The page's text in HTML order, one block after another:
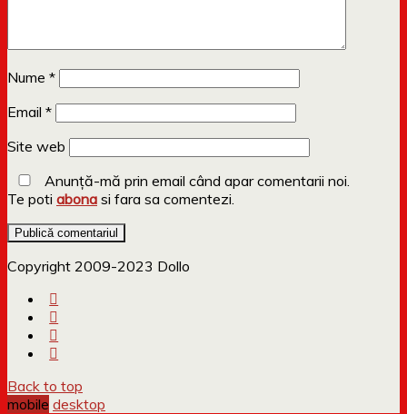
Nume *
Email *
Site web
Anunță-mă prin email când apar comentarii noi.
Te poti abona si fara sa comentezi.
Copyright 2009-2023 Dollo
Back to top
mobile desktop